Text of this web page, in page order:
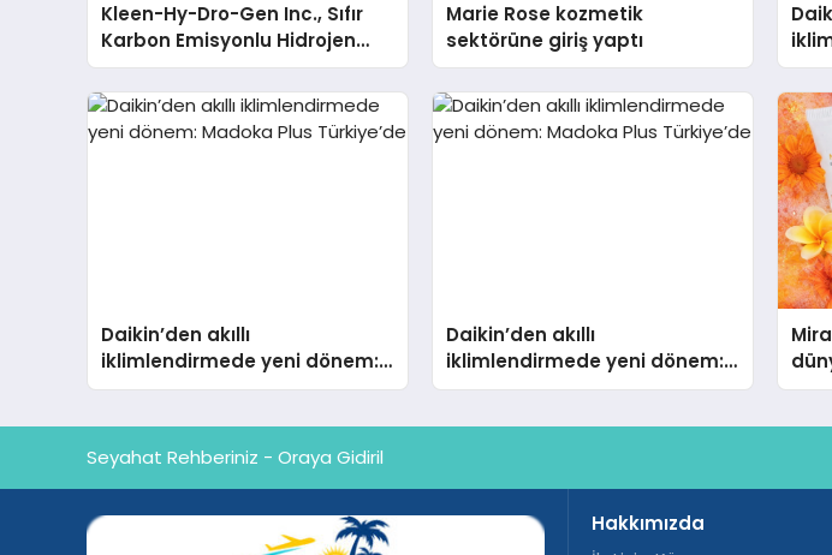
Kleen-Hy-Dro-Gen Inc., Sıfır
Karbon Emisyonlu Hidrojen
Isıtma Teknolojisinde ISO ve
TSSA Düzenleyici Onaylarını
Aldı
Marie Rose kozmetik
sektörüne giriş yaptı
Daikin’den akıllı
iklimlendirmede yeni dönem:
Madoka Plus Türkiye’de
Daikin’den akıllı
iklimlendirmede yeni dönem:
Madoka Plus Türkiye’de
Seyahat Rehberiniz - Oraya Gidiril
Hakkımızda